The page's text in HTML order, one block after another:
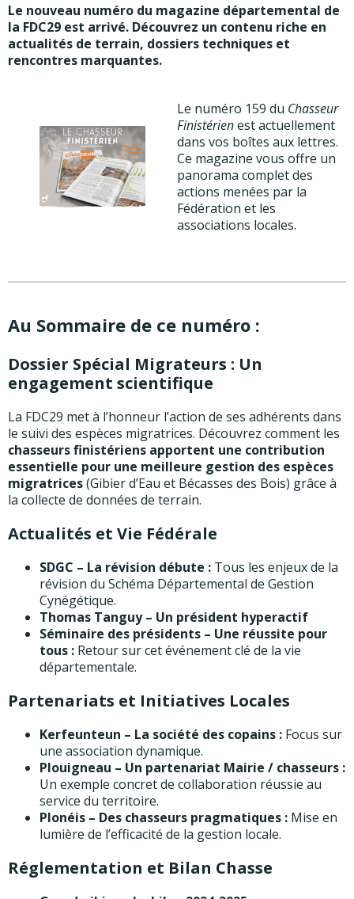
Le nouveau numéro du magazine départemental de
la FDC29 est arrivé. Découvrez un contenu riche en
actualités de terrain, dossiers techniques et
rencontres marquantes.
Le numéro 159 du Chasseur
Finistérienest actuellement
dans vos boîtes aux lettres.
Ce magazine vous offre un
panorama complet des
actions menées par la
Fédération et les
associations locales.
Au Sommaire de ce numéro :
Dossier Spécial Migrateurs : Un
engagement scientifique
La FDC29 met à l’honneur l’action de ses adhérents dans
le suivi des espèces migratrices. Découvrez comment les
chasseurs finistériens apportent une contribution
essentielle pour une meilleure gestion des espèces
migratrices(Gibier d’Eau et Bécasses des Bois) grâce à
la collecte de données de terrain.
Actualités et Vie Fédérale
SDGC – La révision débute : Tous les enjeux de la
révision du Schéma Départemental de Gestion
Cynégétique.
Thomas Tanguy – Un président hyperactif
Séminaire des présidents – Une réussite pour
tous : Retour sur cet événement clé de la vie
départementale.
Partenariats et Initiatives Locales
Kerfeunteun – La société des copains : Focus sur
une association dynamique.
Plouigneau – Un partenariat Mairie / chasseurs :
Un exemple concret de collaboration réussie au
service du territoire.
Plonéis – Des chasseurs pragmatiques : Mise en
lumière de l’efficacité de la gestion locale.
Réglementation et Bilan Chasse